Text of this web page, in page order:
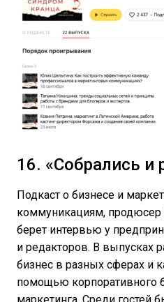
16. «Собрались и
Подкаст о бизнесе и
коммуникациям,
берет интервью у
и редакторов. В выпусках
бизнес в разных сферах и
помощью корпоративного